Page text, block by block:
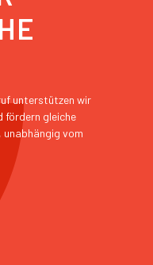
unterstützen wir
fördern gleiche
unabhängig vom